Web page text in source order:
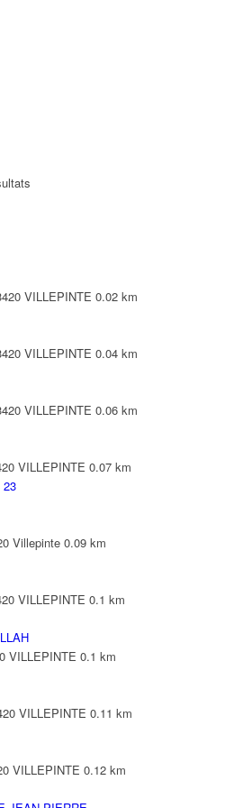
93420 VILLEPINTE
VILLEPINTE 0.02 km
VILLEPINTE 0.04 km
VILLEPINTE 0.06 km
VILLEPINTE 0.07 km
23
Villepinte 0.09 km
VILLEPINTE 0.1 km
VILLEPINTE 0.1 km
VILLEPINTE 0.11 km
VILLEPINTE 0.12 km